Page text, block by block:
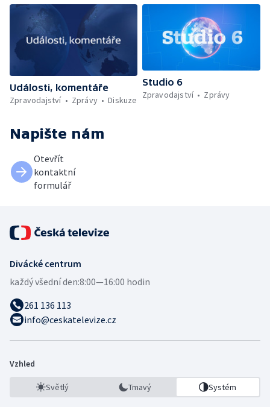
Události, komentáře
Zpravodajství
Zprávy Diskuze
Studio 6
Zpravodajství
Zprávy
Napište nám
Otevřít
kontaktní
formulář
Divácké centrum
každý všední den:8:00—16:00 hodin
261 136 113
info@ceskatelevize.cz
Vzhled
Světlý Tmavý Systém